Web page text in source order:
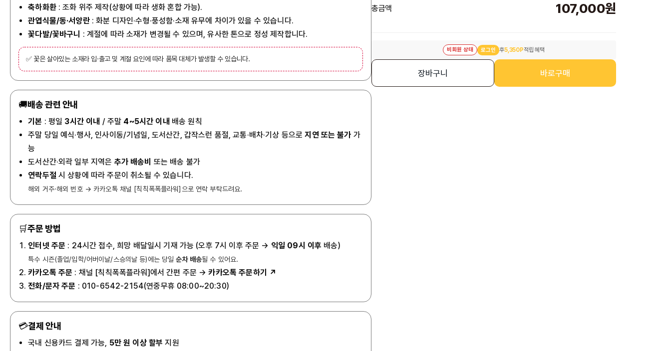
축하화환 : 조화 위주 제작(상황에 따라 생화 혼합 가능).
관엽식물/동·서양란 : 화분 디자인·수형·풍성함·소재 유무에 차이가 있을 수 있습니다.
꽃다발/꽃바구니 : 계절에 따라 소재가 변경될 수 있으며, 유사한 톤으로 정성 제작합니다.
✅ 꽃은 살아있는 소재라 입·출고 및 계절 요인에 따라 품목 대체가 발생할 수 있습니다.
🚚배송 관련 안내
기본 : 평일 3시간 이내 / 주말 4~5시간 이내 배송 원칙
주말 당일 예식·행사, 인사이동/기념일, 도서산간, 갑작스런 품절, 교통·배차·기상 등으로지연 또는 불가 가
능
도서산간·외곽 일부 지역은 추가 배송비 또는 배송 불가
연락두절 시 상황에 따라 주문이 취소될 수 있습니다.
해외 거주·해외 번호 → 카카오톡 채널 [칙칙폭폭플라워]으로 연락 부탁드려요.
🛒주문 방법
인터넷 주문 : 24시간 접수, 희망 배달일시 기재 가능 (오후 7시 이후 주문 → 익일 09시 이후 배송)
특수 시즌(졸업/입학/어버이날/스승의날 등)에는 당일순차 배송될 수 있어요.
카카오톡 주문 : 채널 [칙칙폭폭플라워]에서 간편 주문 →카카오톡 주문하기 ↗
전화/문자 주문 : 010-6542-2154(연중무휴 08:00~20:30)
💳결제 안내
국내 신용카드 결제 가능, 5만 원 이상 할부 지원
총금액 107,000원
비회원 상태 로그인 후5,350P적립 혜택
장바구니 바로구매